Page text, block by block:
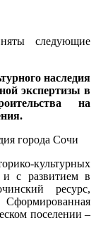
следующие
наследия
экспертизы в
на
города Сочи
культурных
и с развитием в
ресурс,
поселении –